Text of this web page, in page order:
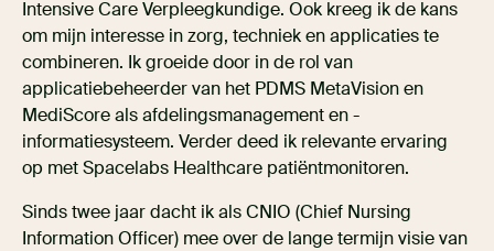
Intensive Care Verpleegkundige. Ook kreeg ik de kans
om mijn interesse in zorg, techniek en applicaties te
combineren. Ik groeide door in de rol van
applicatiebeheerder van het PDMS MetaVision en
MediScore als afdelingsmanagement en -
informatiesysteem. Verder deed ik relevante ervaring
op met Spacelabs Healthcare patiëntmonitoren.
Sinds twee jaar dacht ik als CNIO (Chief Nursing
Information Officer) mee over de lange termijn visie van